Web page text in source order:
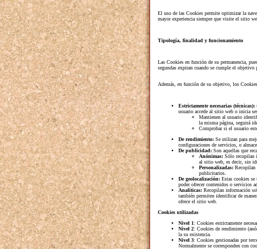
El uso de las Cookies permite optimizar la
mayor experiencia siempre que visite el sitio
Tipología, finalidad y funcionamiento
Las Cookies en función de su permanencia,
segundas expiran cuando se cumple el objetivo
Además, en función de su objetivo, los
Estrictamente necesarias (técnicas):
usuario accede al sitio web o inicia
Mantienen al usuario
la misma página, seguirá
Comprobar si el usuario
De rendimiento: Se utilizan para
configuraciones de servicios, o
De publicidad: Son aquellas que
Anónimas: Sólo recopilan
al sitio web, es decir, sin
Personalizadas: Recopilan
publicitarios.
De geolocalización: Estas cookies
poder ofrecer contenidos o servicios
Analíticas: Recopilan información
también permiten identificar de
ofrece el sitio web.
Cookies utilizadas
Nivel 1: Cookies estrictamente
Nivel 2: Cookies de rendimiento
la su existencia.
Nivel 3: Cookies gestionadas por
Normalmente se corresponden con